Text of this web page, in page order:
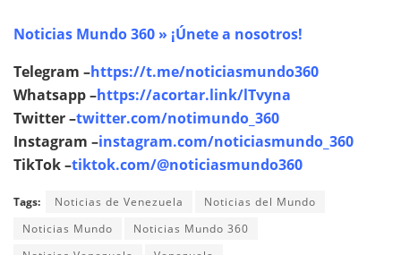
Noticias Mundo 360 » ¡Únete a nosotros!
Telegram –https://t.me/noticiasmundo360
Whatsapp –https://acortar.link/lTvyna
Twitter –twitter.com/notimundo_360
Instagram –instagram.com/noticiasmundo_360
TikTok –tiktok.com/@noticiasmundo360
Tags: Noticias de Venezuela
Noticias del Mundo
Noticias Mundo
Noticias Mundo 360